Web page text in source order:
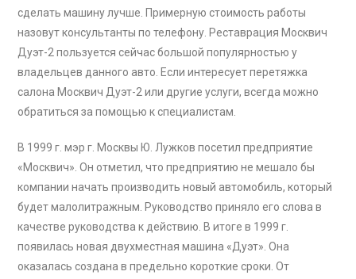
сделать машину лучше. Примерную стоимость работы
назовут консультанты по телефону. Реставрация Москвич
Дуэт-2пользуется сейчас большой популярностью у
владельцев данного авто. Если интересуетперетяжка
салона Москвич Дуэт-2или другие услуги, всегда можно
обратиться за помощью к специалистам.
В 1999 г. мэр г. Москвы Ю. Лужков посетил предприятие
«Москвич». Он отметил, что предприятию не мешало бы
компании начать производить новый автомобиль, который
будет малолитражным. Руководство приняло его слова в
качестве руководства к действию. В итоге в 1999 г.
появилась новая двухместная машина «Дуэт». Она
оказалась создана в предельно короткие сроки. От